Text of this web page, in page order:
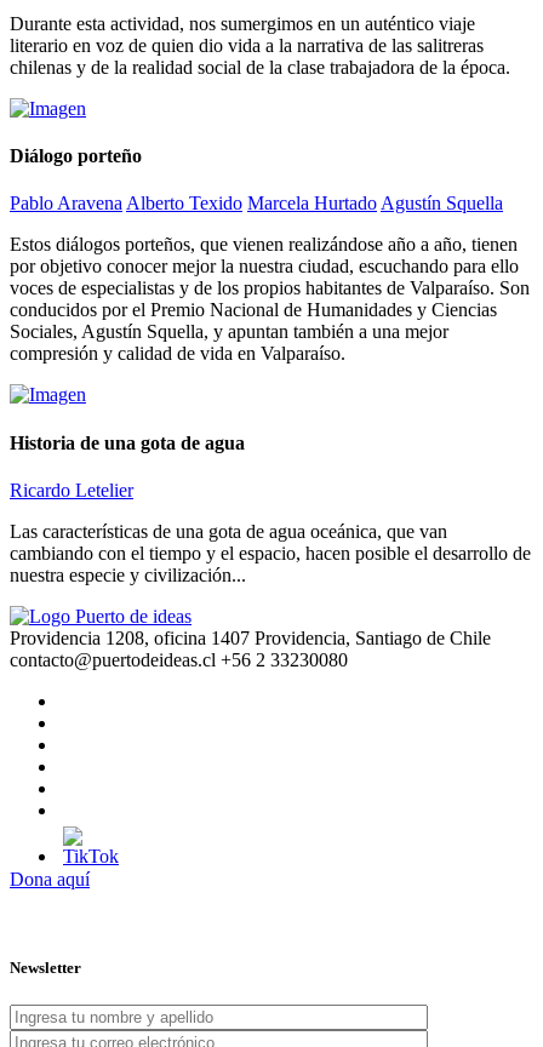
Durante esta actividad, nos sumergimos en un auténtico viaje
literario en voz de quien dio vida a la narrativa de las salitreras
chilenas y de la realidad social de la clase trabajadora de la época.
Diálogo porteño
Pablo Aravena Alberto Texido Marcela Hurtado Agustín Squella
Estos diálogos porteños, que vienen realizándose año a año, tienen
por objetivo conocer mejor la nuestra ciudad, escuchando para ello
voces de especialistas y de los propios habitantes de Valparaíso. Son
conducidos por el Premio Nacional de Humanidades y Ciencias
Sociales, Agustín Squella, y apuntan también a una mejor
compresión y calidad de vida en Valparaíso.
Historia de una gota de agua
Ricardo Letelier
Las características de una gota de agua oceánica, que van
cambiando con el tiempo y el espacio, hacen posible el desarrollo de
nuestra especie y civilización...
Providencia 1208, oficina 1407 Providencia, Santiago de Chile
contacto@puertodeideas.cl +56 2 33230080
Dona aquí
Newsletter